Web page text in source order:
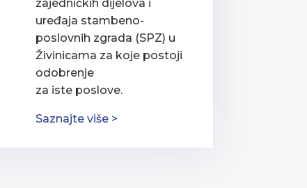
zajedničkih dijelova i
uređaja stambeno-
poslovnih zgrada (SPZ) u
Živinicama za koje postoji
odobrenje
za iste poslove.
Saznajte više >